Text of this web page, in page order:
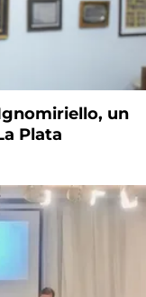
un
Plata